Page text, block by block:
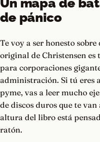
Un mapa de
de pánico
Te voy a ser honesto
original de Christensen es
para corporaciones
administración. Si tú eres
pyme, vas a leer mucho
de discos duros que te van
altura del libro está
ratón.